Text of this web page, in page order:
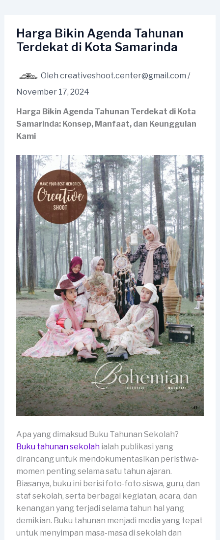
kontenHarga Bikin Agenda Tahunan
Terdekat di Kota Samarinda
Oleh creativeshoot.center@gmail.com /
November 17, 2024
Harga Bikin Agenda Tahunan Terdekat di Kota
Samarinda: Konsep, Manfaat, dan Keunggulan
Kami
Apa yang dimaksud Buku Tahunan Sekolah?
Buku tahunan sekolahialah publikasi yang
dirancang untuk mendokumentasikan peristiwa-
momen penting selama satu tahun ajaran.
Biasanya, buku ini berisi foto-foto siswa, guru, dan
staf sekolah, serta berbagai kegiatan, acara, dan
kenangan yang terjadi selama tahun hal yang
demikian. Buku tahunan menjadi media yang tepat
untuk menyimpan masa-masa di sekolah dan